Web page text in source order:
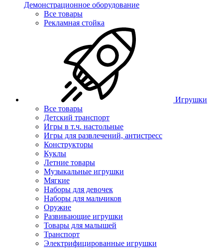
Демонстрационное оборудование
Все товары
Рекламная стойка
Игрушки
Все товары
Детский транспорт
Игры в т.ч. настольные
Игры для развлечений, антистресс
Конструкторы
Куклы
Летние товары
Музыкальные игрушки
Мягкие
Наборы для девочек
Наборы для мальчиков
Оружие
Развивающие игрушки
Товары для малышей
Транспорт
Электрифицированные игрушки